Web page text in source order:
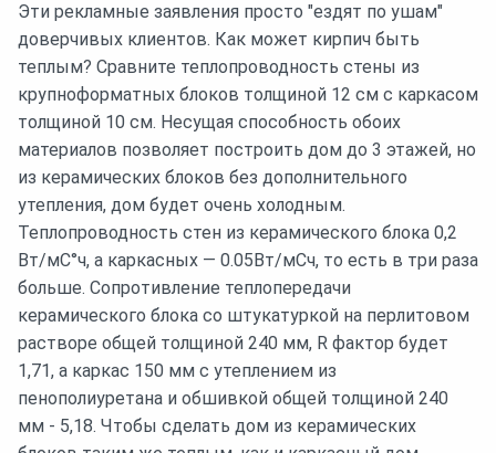
Эти рекламные заявления просто "ездят по ушам"
доверчивых клиентов. Как может кирпич быть
теплым? Сравните теплопроводность стены из
крупноформатных блоков толщиной 12 см с каркасом
толщиной 10 см. Несущая способность обоих
материалов позволяет построить дом до 3 этажей, но
из керамических блоков без дополнительного
утепления, дом будет очень холодным.
Теплопроводность стен из керамического блока 0,2
Вт/мС°ч, а каркасных — 0.05Вт/мСч, то есть в три раза
больше. Сопротивление теплопередачи
керамического блока со штукатуркой на перлитовом
растворе общей толщиной 240 мм, R фактор будет
1,71, а каркас 150 мм с утеплением из
пенополиуретана и обшивкой общей толщиной 240
мм - 5,18. Чтобы сделать дом из керамических